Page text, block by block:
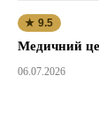
★ 9.5
Медичний
06.07.2026